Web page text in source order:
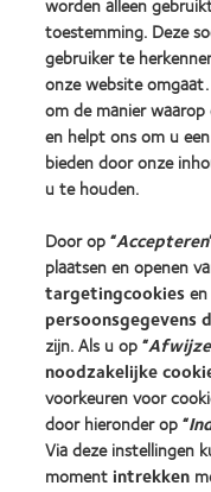
Onze producten
Zoek uw
Vind uw opticien
Contactlenzen en
Nieuwe drager
Ervaren drager
Over CooperVision
Vacatures bij
toestemming. Deze
gebruiker te
onze website
om de manier
en helpt ons om u
bieden door onze
u te houden.
Door op “Accepteren
plaatsen en openen
targetingcookies
persoonsgegevens
zijn. Als u op “
noodzakelijke
voorkeuren voor
door hieronder op “
Via deze instellingen
moment intrekken